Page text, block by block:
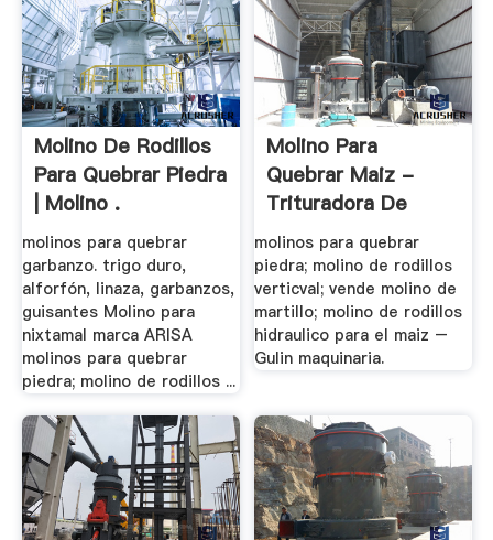
Molino De Rodillos
Para Quebrar Piedra
| Molino .
molinos para quebrar
garbanzo. trigo duro,
alforfón, linaza, garbanzos,
guisantes Molino para
nixtamal marca ARISA
molinos para quebrar
piedra; molino de rodillos ...
Molino Para
Quebrar Maiz -
Trituradora De
Cono
molinos para quebrar
piedra; molino de rodillos
verticval; vende molino de
martillo; molino de rodillos
hidraulico para el maiz –
Gulin maquinaria.